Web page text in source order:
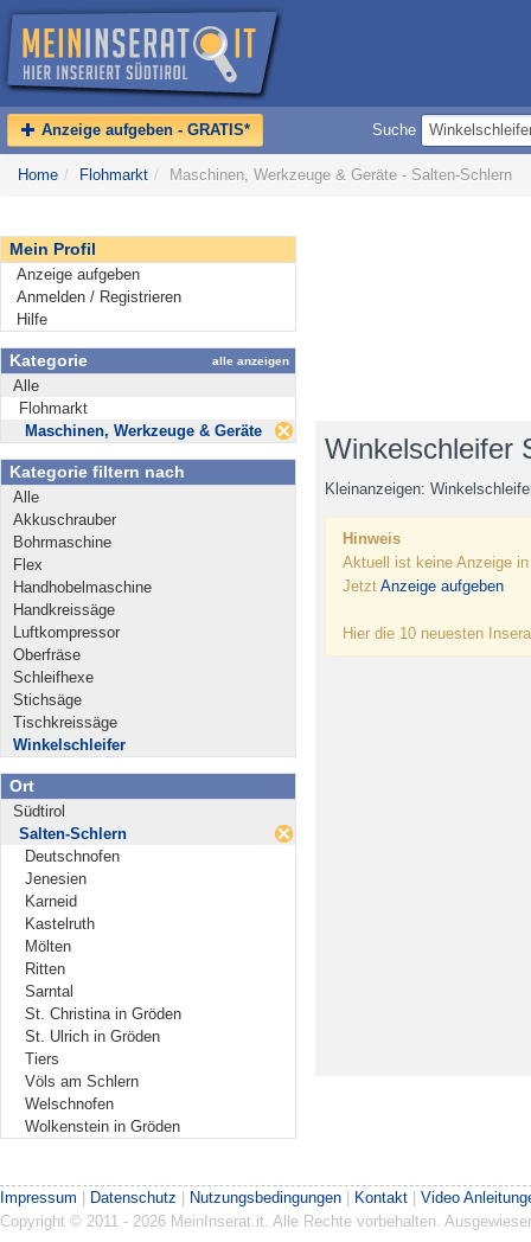
Anzeige aufgeben - GRATIS* Suche
Home / Flohmarkt / Maschinen, Werkzeuge & Geräte - Salten-Schlern
Mein Profil
Anzeige aufgeben
Anmelden / Registrieren
Hilfe
Kategorie alle anzeigen
Alle
Flohmarkt
Maschinen, Werkzeuge & Geräte
Kategorie filtern nach
Alle
Akkuschrauber
Bohrmaschine
Flex
Handhobelmaschine
Handkreissäge
Luftkompressor
Oberfräse
Schleifhexe
Stichsäge
Tischkreissäge
Winkelschleifer
Ort
Südtirol
Salten-Schlern
Deutschnofen
Jenesien
Karneid
Kastelruth
Mölten
Ritten
Sarntal
St. Christina in Gröden
St. Ulrich in Gröden
Tiers
Völs am Schlern
Welschnofen
Wolkenstein in Gröden
Winkelschleifer
Kleinanzeigen:
Hinweis
Aktuell ist keine Anzeige
Jetzt Anzeige aufgeben
Hier die 10 neuesten
Impressum Datenschutz Nutzungsbedingungen Kontakt
Video
Copyright © 2011 - 2026 MeinInserat.it. Alle Rechte vorbehalten.